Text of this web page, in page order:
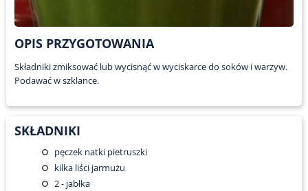
OPIS PRZYGOTOWANIA
Składniki zmiksować lub wycisnąć w wyciskarce do soków i warzyw.
Podawać w szklance.
SKŁADNIKI
pęczek natki pietruszki
kilka liści jarmużu
2- jabłka